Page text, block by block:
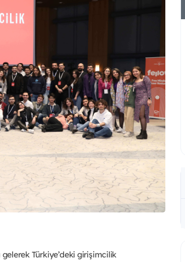
Türkiye’deki girişimcilik